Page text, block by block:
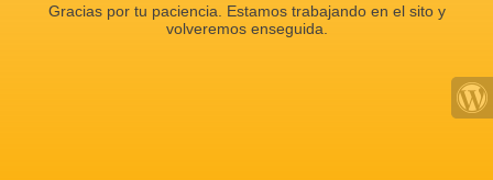
Gracias por tu paciencia. Estamos trabajando en el sito y
volveremos enseguida.